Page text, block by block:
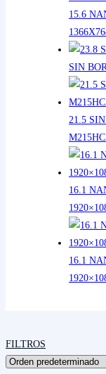
15.6
SIN
21.5
16.1
16.1
FILTROS